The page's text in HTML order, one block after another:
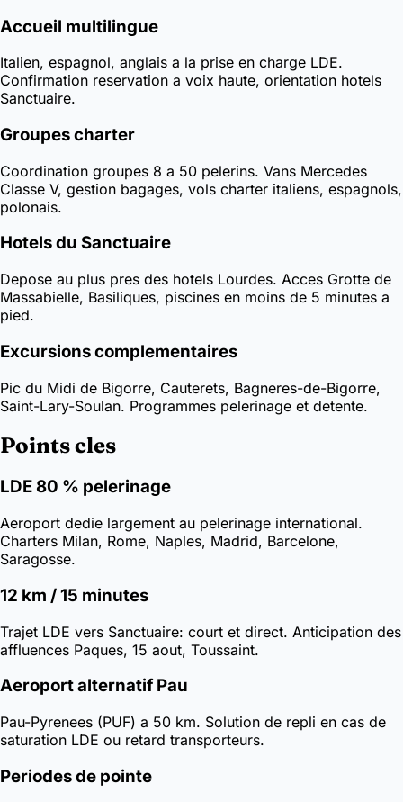
Accueil multilingue
Italien, espagnol, anglais a la prise en charge LDE.
Confirmation reservation a voix haute, orientation hotels
Sanctuaire.
Groupes charter
Coordination groupes 8 a 50 pelerins. Vans Mercedes
Classe V, gestion bagages, vols charter italiens, espagnols,
polonais.
Hotels du Sanctuaire
Depose au plus pres des hotels Lourdes. Acces Grotte de
Massabielle, Basiliques, piscines en moins de 5 minutes a
pied.
Excursions complementaires
Pic du Midi de Bigorre, Cauterets, Bagneres-de-Bigorre,
Saint-Lary-Soulan. Programmes pelerinage et detente.
Points cles
LDE 80 % pelerinage
Aeroport dedie largement au pelerinage international.
Charters Milan, Rome, Naples, Madrid, Barcelone,
Saragosse.
12 km / 15 minutes
Trajet LDE vers Sanctuaire: court et direct. Anticipation des
affluences Paques, 15 aout, Toussaint.
Aeroport alternatif Pau
Pau-Pyrenees (PUF) a 50 km. Solution de repli en cas de
saturation LDE ou retard transporteurs.
Periodes de pointe